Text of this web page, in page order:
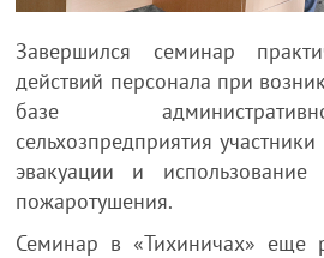
Завершился семинар
действий персонала при
базе
сельхозпредприятия
эвакуации и использование
пожаротушения.
Семинар в «Тихиничах» еще